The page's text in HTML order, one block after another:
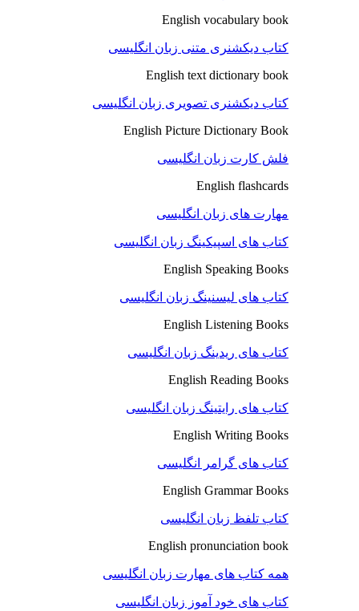
English vocabulary book
کتاب دیکشنری متنی زبان انگلیسی
English text dictionary book
کتاب دیکشنری تصویری زبان انگلیسی
English Picture Dictionary Book
فلش کارت زبان انگلیسی
English flashcards
مهارت های زبان انگلیسی
کتاب های اسپیکینگ زبان انگلیسی
English Speaking Books
کتاب های لیسنینگ زبان انگلیسی
English Listening Books
کتاب های ریدینگ زبان انگلیسی
English Reading Books
کتاب های رایتینگ زبان انگلیسی
English Writing Books
کتاب های گرامر انگلیسی
English Grammar Books
کتاب تلفظ زبان انگلیسی
English pronunciation book
همه کتاب های مهارت زبان انگلیسی
کتاب های خود آموز زبان انگلیسی